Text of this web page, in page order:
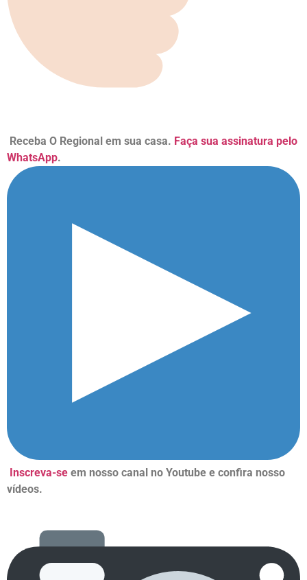
Receba O Regional em sua casa. Faça sua assinatura pelo
WhatsApp.
Inscreva-se em nosso canal no Youtube e confira nosso
vídeos.